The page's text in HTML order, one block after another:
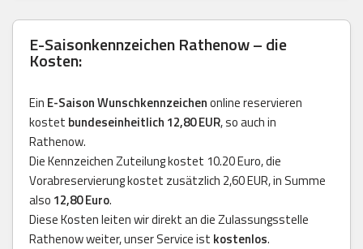
E-Saisonkennzeichen Rathenow – die
Kosten:
Ein E-Saison Wunschkennzeichenonline reservieren
kostet bundeseinheitlich 12,80 EUR, so auch in
Rathenow.
Die Kennzeichen Zuteilung kostet 10.20 Euro, die
Vorabreservierung kostet zusätzlich 2,60 EUR, in Summe
also 12,80 Euro.
Diese Kosten leiten wir direkt an die Zulassungsstelle
Rathenow weiter, unser Service ist kostenlos.